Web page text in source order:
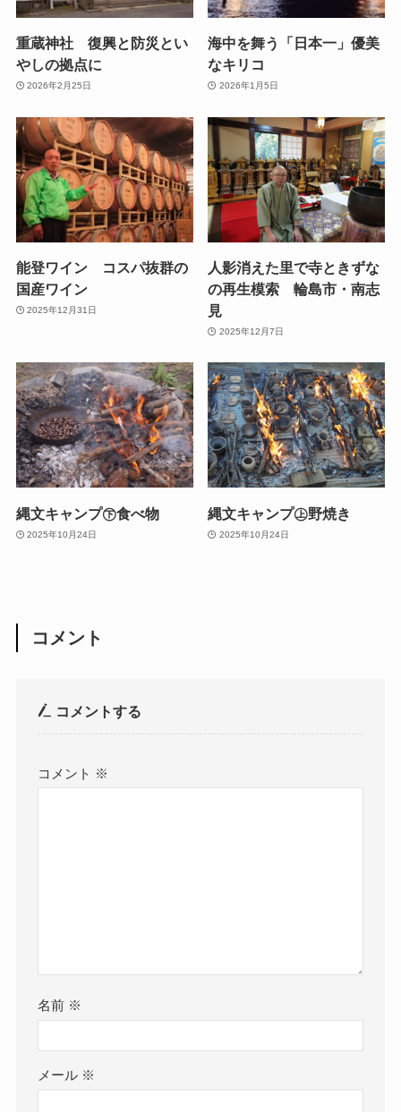
重蔵神社 復興と防災とい
やしの拠点に
2026年2月25日
海中を舞う「日本一」優美
なキリコ
2026年1月5日
能登ワイン コスパ抜群の
国産ワイン
2025年12月31日
人影消えた里で寺ときずな
の再生模索 輪島市・南志
見
2025年12月7日
縄文キャンプ㊦食べ物
2025年10月24日
縄文キャンプ㊤野焼き
2025年10月24日
コメント
コメントする
コメント ※
名前 ※
メール ※